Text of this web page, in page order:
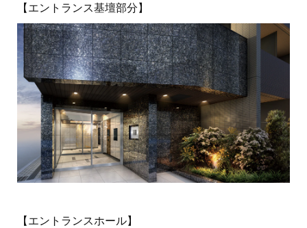
【エントランス基壇部分】
【エントランスホール】